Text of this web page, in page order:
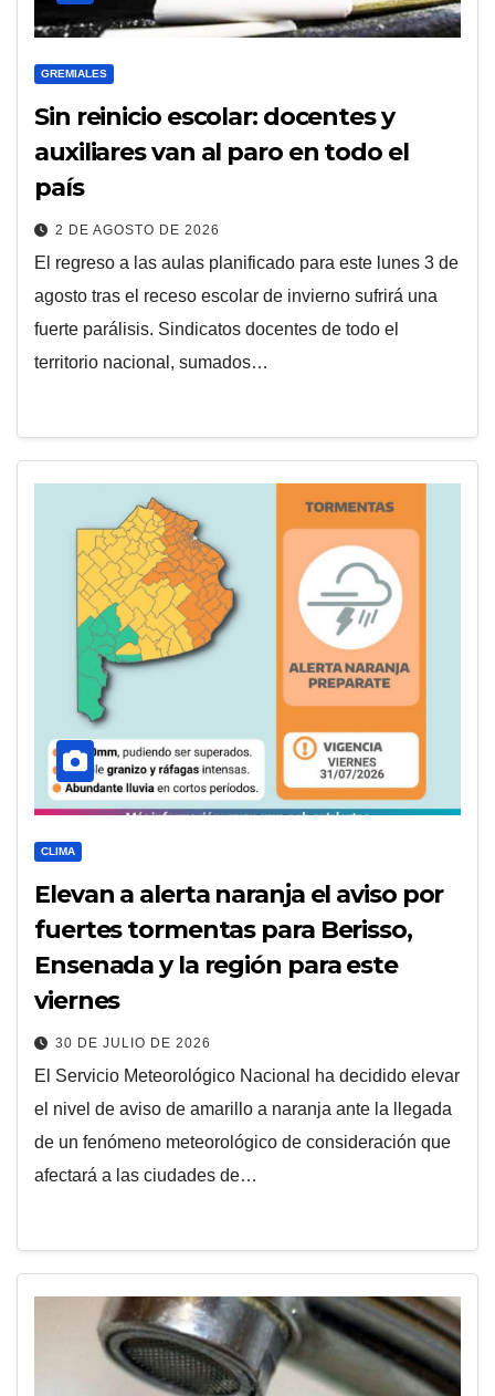
GREMIALES
Sin reinicio escolar: docentes y
auxiliares van al paro en todo el
país
2 DE AGOSTO DE 2026
El regreso a las aulas planificado para este lunes 3 de
agosto tras el receso escolar de invierno sufrirá una
fuerte parálisis. Sindicatos docentes de todo el
territorio nacional, sumados…
CLIMA
Elevan a alerta naranja el aviso por
fuertes tormentas para Berisso,
Ensenada y la región para este
viernes
30 DE JULIO DE 2026
El Servicio Meteorológico Nacional ha decidido elevar
el nivel de aviso de amarillo a naranja ante la llegada
de un fenómeno meteorológico de consideración que
afectará a las ciudades de…